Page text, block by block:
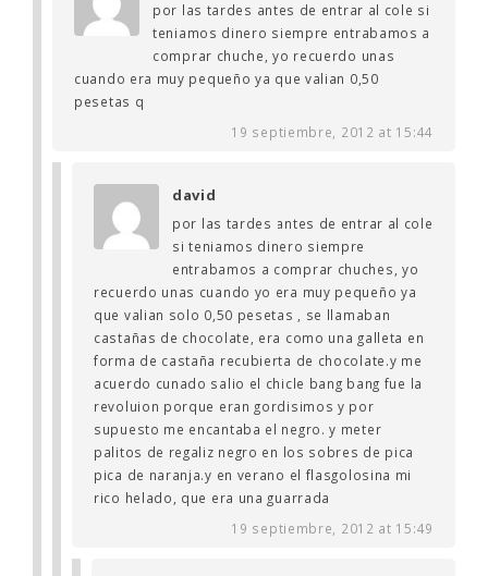
por las tardes antes de entrar al cole si
teniamos dinero siempre entrabamos a
comprar chuche, yo recuerdo unas
cuando era muy pequeño ya que valian 0,50
pesetas q
19 septiembre, 2012 at 15:44
david
por las tardes antes de entrar al cole
si teniamos dinero siempre
entrabamos a comprar chuches, yo
recuerdo unas cuando yo era muy pequeño ya
que valian solo 0,50 pesetas , se llamaban
castañas de chocolate, era como una galleta en
forma de castaña recubierta de chocolate.y me
acuerdo cunado salio el chicle bang bang fue la
revoluion porque eran gordisimos y por
supuesto me encantaba el negro. y meter
palitos de regaliz negro en los sobres de pica
pica de naranja.y en verano el flasgolosina mi
rico helado, que era una guarrada
19 septiembre, 2012 at 15:49